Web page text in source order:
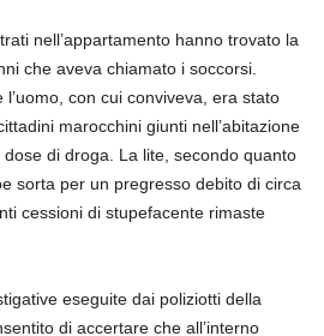
nell’appartamento hanno trovato la
che aveva chiamato i soccorsi.
con cui conviveva, era stato
marocchini giunti nell’abitazione
di droga. La lite, secondo quanto
sorta per un pregresso debito di circa
cessioni di stupefacente rimaste
eseguite dai poliziotti della
di accertare che all’interno